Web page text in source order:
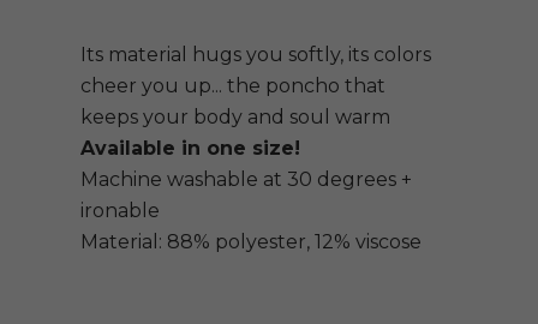
Its material hugs you softly, its colors
cheer you up... the poncho that
keeps your body and soul warm
Available in one size!
Machine washable at 30 degrees +
ironable
Material: 88% polyester, 12% viscose